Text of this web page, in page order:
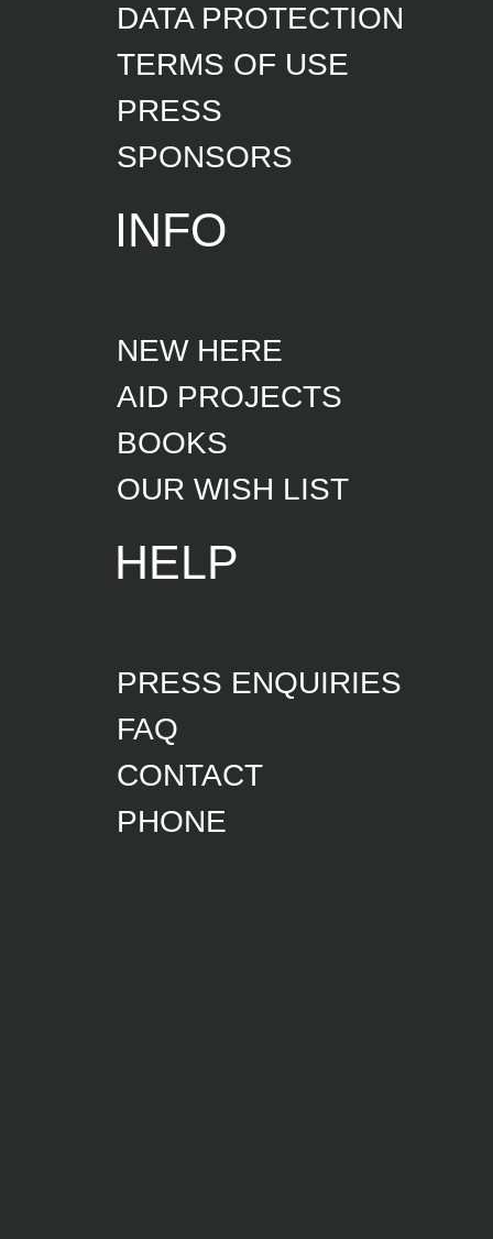
DATA PROTECTION
TERMS OF USE
PRESS
SPONSORS
INFO
NEW HERE
AID PROJECTS
BOOKS
OUR WISH LIST
HELP
PRESS ENQUIRIES
FAQ
CONTACT
PHONE